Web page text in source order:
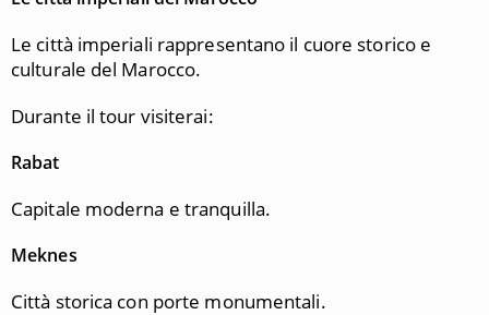
Le città imperiali rappresentano il cuore storico e
culturale del Marocco.
Durante il tour visiterai:
Rabat
Capitale moderna e tranquilla.
Meknes
Città storica con porte monumentali.